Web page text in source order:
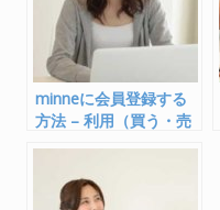
k
minneに会員登録する
方法 – 利用（買う・売